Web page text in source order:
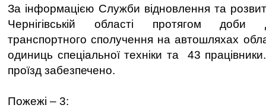
За інформацією Служби відновлення та
Чернігівській області протягом доби
транспортного сполучення на автошляхах
одиниць спеціальної техніки та 43
проїзд забезпечено.
Пожежі – 3: